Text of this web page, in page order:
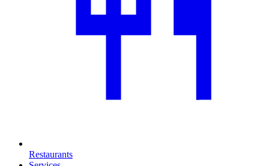
Restaurants